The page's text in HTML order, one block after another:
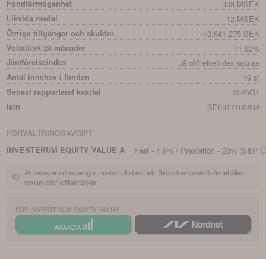
Fondförmögenhet 303 MSEK
Likvida medel 12 MSEK
Övriga tillgångar och skulder -10,641,275 SEK
Volatilitet 24 månader 11.82%
Jämförelseindex Jämförelseindex saknas
Antal innehav i fonden 19 st
Senast rapporterat kvartal 2026Q1
Isin SE0017160898
FÖRVALTNINGSAVGIFT
INVESTERUM EQUITY VALUE A
Fast - 1.9% / Prestation - 20% (S&P
Att investera dina pengar innebär alltid en risk. Sidan kan innehålla/innehåller
reklam eller affiliatelänkar.
KÖP INVESTERUM EQUITY VALUE